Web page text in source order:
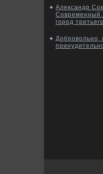
Александр
Современный
город
Добровольно,